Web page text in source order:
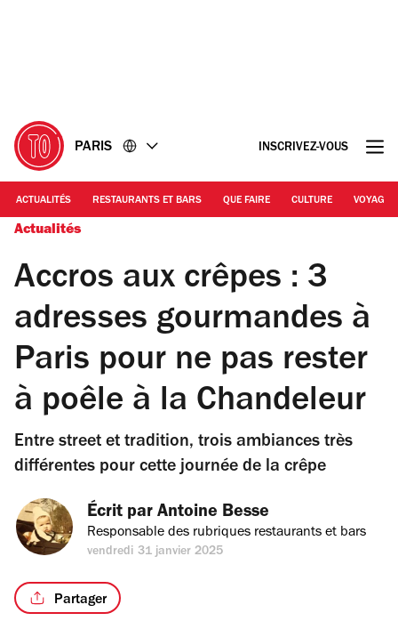
PARIS INSCRIVEZ-VOUS
ACTUALITÉS RESTAURANTS ET BARS QUE FAIRE CULTURE VOYAGE
Actualités
Accros aux crêpes : 3
adresses gourmandes à
Paris pour ne pas rester
à poêle à la Chandeleur
Entre street et tradition, trois ambiances très
différentes pour cette journée de la crêpe
Écrit par Antoine Besse
Responsable des rubriques restaurants et bars
vendredi 31 janvier 2025
Partager